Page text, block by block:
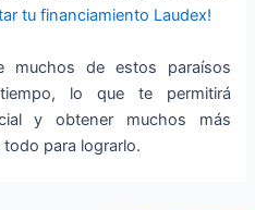
tu financiamiento Laudex!
de estos paraísos
lo que te permitirá
y obtener muchos más
para lograrlo.